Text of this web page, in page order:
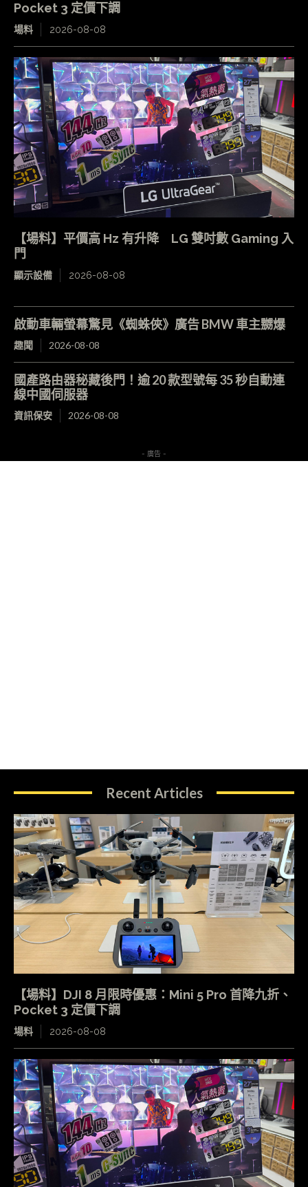
Pocket 3 定價下調
場料 2026-08-08
【場料】平價高 Hz 有升降 LG 雙吋數 Gaming 入
門
顯示設備 2026-08-08
啟動車輛螢幕驚見《蜘蛛俠》廣告 BMW 車主嬲爆
趣聞 2026-08-08
國產路由器秘藏後門！逾 20 款型號每 35 秒自動連
線中國伺服器
資訊保安 2026-08-08
- 廣告 -
Recent Articles
【場料】DJI 8 月限時優惠：Mini 5 Pro 首降九折、
Pocket 3 定價下調
場料 2026-08-08